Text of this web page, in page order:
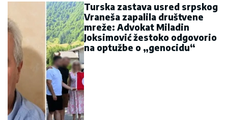
Turska zastava usred srpskog
Vraneša zapalila društvene
mreže: Advokat Miladin
Joksimović žestoko odgovorio
na optužbe o „genocidu“